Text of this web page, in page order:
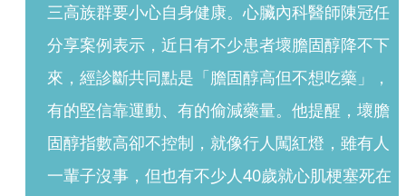
三高族群要小心自身健康。心臟內科醫師陳冠任
分享案例表示，近日有不少患者壞膽固醇降不下
來，經診斷共同點是「膽固醇高但不想吃藥」，
有的堅信靠運動、有的偷減藥量。他提醒，壞膽
固醇指數高卻不控制，就像行人闖紅燈，雖有人
一輩子沒事，但也有不少人40歲就心肌梗塞死在